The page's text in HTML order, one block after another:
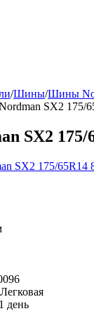
/Шины/Шины
SX2 175/
SX2 175/
Легковая
1 день